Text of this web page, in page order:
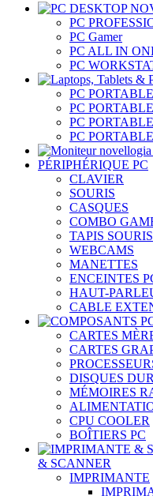
PC
PC Gamer
PC ALL IN
PC
PC
PC
PC
PC
PÉRIPHÉRIQUE PC
CLAVIER
SOURIS
CASQUES
COMBO
TAPIS SOURIS
WEBCAMS
MANETTES
ENCEINTES
HAUT-
CABLE
CARTES
CARTES
DISQUES
MÉMOIRES
CPU COOLER
BOÎTIERS PC
& SCANNER
IMPRIMANTE